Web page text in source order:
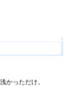
↑
かっただけ。